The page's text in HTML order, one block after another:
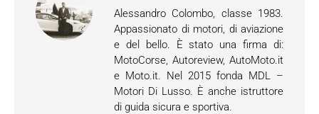
Alessandro Colombo, classe 1983.
Appassionato di motori, di aviazione
e del bello. È stato una firma di:
MotoCorse, Autoreview, AutoMoto.it
e Moto.it. Nel 2015 fonda MDL –
Motori Di Lusso. È anche istruttore
di guida sicura e sportiva.